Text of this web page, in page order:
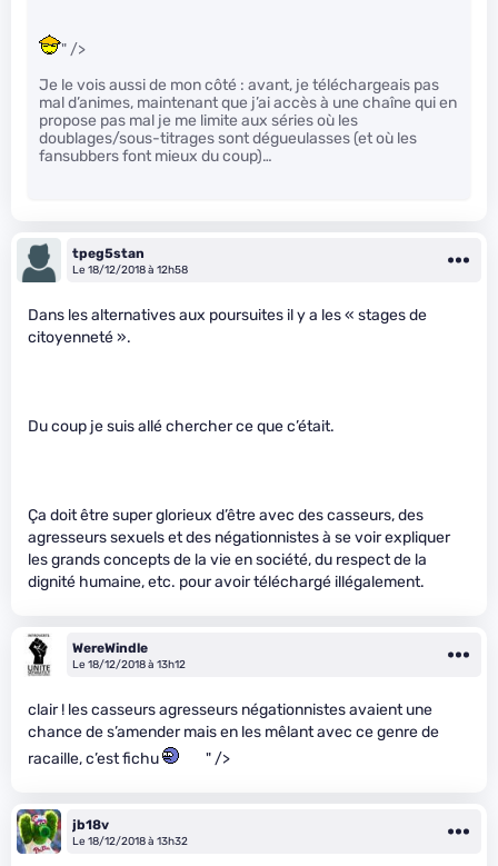
" />
Je le vois aussi de mon côté : avant, je téléchargeais pas
mal d’animes, maintenant que j’ai accès à une chaîne qui en
propose pas mal je me limite aux séries où les
doublages/sous-titrages sont dégueulasses (et où les
fansubbers font mieux du coup)…
tpeg5stan
Le 18/12/2018 à 12h58
Dans les alternatives aux poursuites il y a les « stages de
citoyenneté ».
Du coup je suis allé chercher ce que c’était.
Ça doit être super glorieux d’être avec des casseurs, des
agresseurs sexuels et des négationnistes à se voir expliquer
les grands concepts de la vie en société, du respect de la
dignité humaine, etc. pour avoir téléchargé illégalement.
WereWindle
Le 18/12/2018 à 13h12
clair ! les casseurs agresseurs négationnistes avaient une
chance de s’amender mais en les mêlant avec ce genre de
racaille, c’est fichu
" />
jb18v
Le 18/12/2018 à 13h32